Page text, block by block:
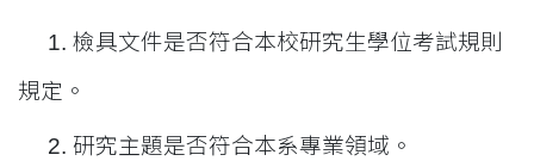
1. 檢具文件是否符合本校研究生學位考試規則
規定。
2. 研究主題是否符合本系專業領域。